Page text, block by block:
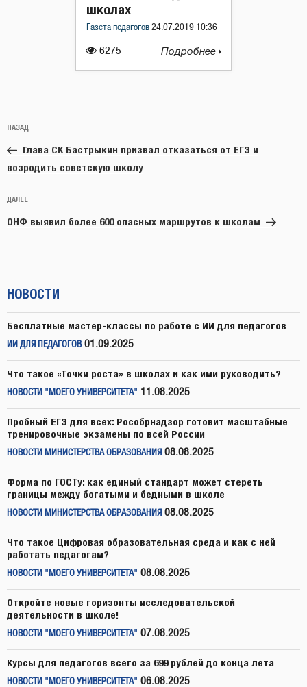
6275
школах
Газета педагогов 24.07.2019 10:36
Подробнее
по
записям
Предыдущая
запись:
НАЗАД
Глава СК Бастрыкин призвал отказаться от ЕГЭ и
возродить советскую школу
Следующая
запись
ДАЛЕЕ
ОНФ выявил более 600 опасных маршрутов к школам
НОВОСТИ
Бесплатные мастер-классы по работе с ИИ для педагогов
ИИ ДЛЯ ПЕДАГОГОВ 01.09.2025
Что такое «Точки роста» в школах и как ими руководить?
НОВОСТИ "МОЕГО УНИВЕРСИТЕТА" 11.08.2025
Пробный ЕГЭ для всех: Рособрнадзор готовит масштабные
тренировочные экзамены по всей России
НОВОСТИ МИНИСТЕРСТВА ОБРАЗОВАНИЯ 08.08.2025
Форма по ГОСТу: как единый стандарт может стереть
границы между богатыми и бедными в школе
НОВОСТИ МИНИСТЕРСТВА ОБРАЗОВАНИЯ 08.08.2025
Что такое Цифровая образовательная среда и как с ней
работать педагогам?
НОВОСТИ "МОЕГО УНИВЕРСИТЕТА" 08.08.2025
Откройте новые горизонты исследовательской
деятельности в школе!
НОВОСТИ "МОЕГО УНИВЕРСИТЕТА" 07.08.2025
Курсы для педагогов всего за 699 рублей до конца лета
НОВОСТИ "МОЕГО УНИВЕРСИТЕТА" 06.08.2025